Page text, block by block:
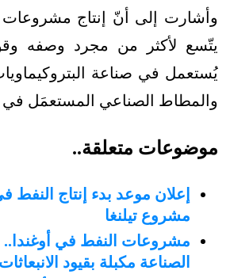
وأشارت إلى أنّ إنتاج مشروعات
يتّسع لأكثر من مجرد وصفه
يُستعمل في صناعة البتروكيماويات
والمطاط الصناعي المستعمَل في
موضوعات متعلقة..
إعلان موعد بدء إنتاج النفط
مشروع تيلنغا
مشروعات النفط في
الصناعة مكبلة بقيود الانبعاثات